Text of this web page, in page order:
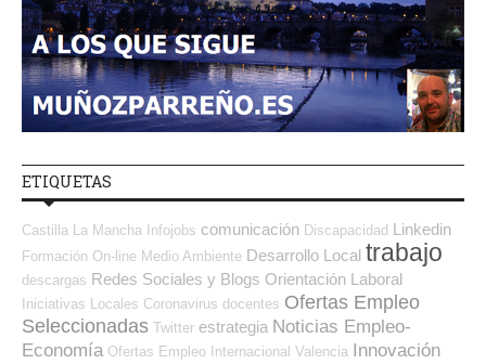
ETIQUETAS
Castilla La Mancha Infojobs comunicación Discapacidad Linkedin
Formación On-line Medio Ambiente Desarrollo Local trabajo
descargas Redes Sociales y Blogs Orientación Laboral
Iniciativas Locales Coronavirus docentes Ofertas Empleo
Seleccionadas Twitter estrategia Noticias Empleo-
Economía Ofertas Empleo Internacional Valencia Innovación